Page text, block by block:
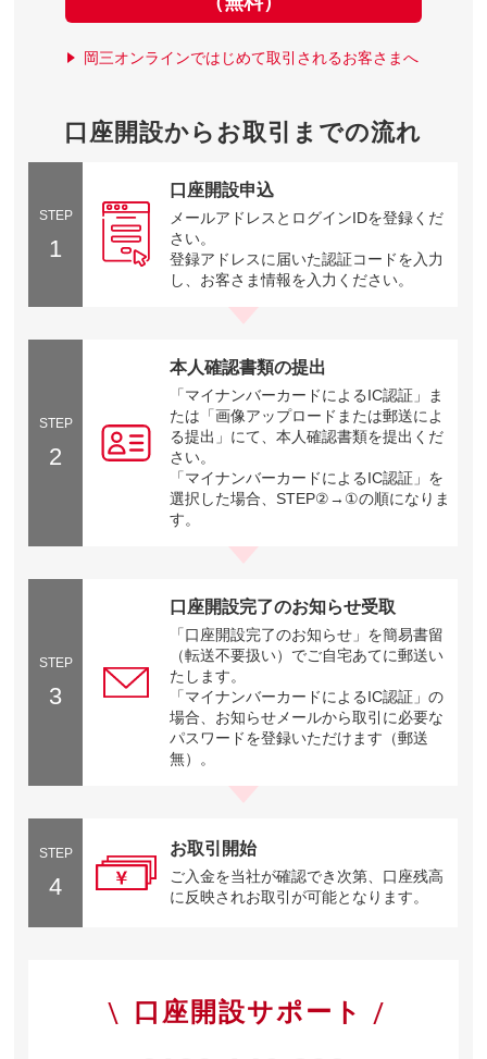
岡三オンラインではじめて取引されるお客さまへ
口座開設からお取引までの流れ
STEP
1
口座開設申込
メールアドレスとログインIDを登録くだ
さい。
登録アドレスに届いた認証コードを入力
し、お客さま情報を入力ください。
STEP
2
本人確認書類の提出
「マイナンバーカードによるIC認証」ま
たは「画像アップロードまたは郵送によ
る提出」にて、本人確認書類を提出くだ
さい。
「マイナンバーカードによるIC認証」を
選択した場合、STEP②→①の順になりま
す。
STEP
3
口座開設完了のお知らせ受取
「口座開設完了のお知らせ」を簡易書留
（転送不要扱い）でご自宅あてに郵送い
たします。
「マイナンバーカードによるIC認証」の
場合、お知らせメールから取引に必要な
パスワードを登録いただけます（郵送
無）。
STEP
4
お取引開始
ご入金を当社が確認でき次第、口座残高
に反映されお取引が可能となります。
口座開設サポート